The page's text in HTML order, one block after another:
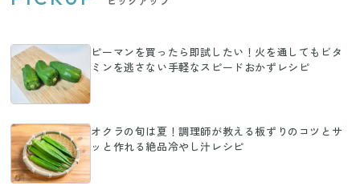
ピーマンを買ったら即試したい！火を通してもビタ
ミンを逃さない手軽なスピードおかずレシピ
オクラの旬は夏！調理師が教える板ずりのコツとサ
ッと作れる絶品冷やし汁レシピ